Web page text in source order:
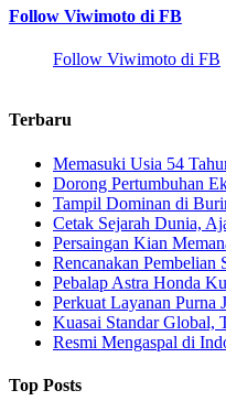
Follow Viwimoto di FB
Follow Viwimoto di FB
Terbaru
Memasuki Usia 54
Dorong Pertumbuhan
Tampil Dominan di
Cetak Sejarah Dunia,
Persaingan Kian
Rencanakan
Pebalap Astra Honda
Perkuat Layanan Purna
Kuasai Standar Global,
Resmi Mengaspal di
Top Posts